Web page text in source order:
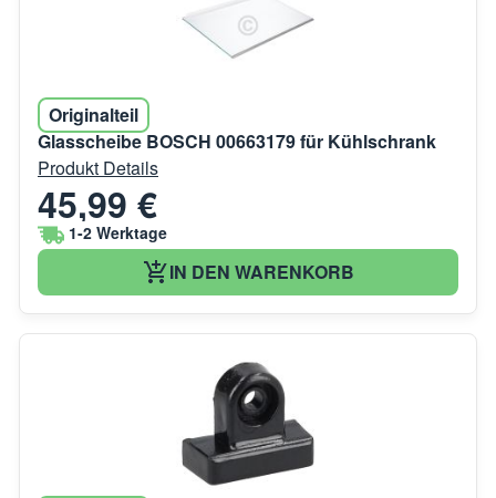
Originalteil
Glasscheibe BOSCH 00663179 für Kühlschrank
Produkt Details
45,99 €
1-2 Werktage
IN DEN WARENKORB